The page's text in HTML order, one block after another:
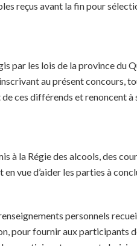
reçus avant la fin pour
par les lois de la province du
au présent concours,
ces différends et renoncent à
à la Régie des alcools, des
vue d’aider les parties à
personnels
pour fournir aux participants